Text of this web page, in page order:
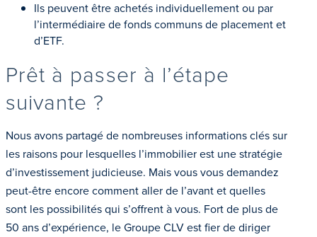
Ils peuvent être achetés individuellement ou par
l’intermédiaire de fonds communs de placement et
d’ETF.
Prêt à passer à l’étape
suivante ?
Nous avons partagé de nombreuses informations clés sur
les raisons pour lesquelles l’immobilier est une stratégie
d’investissement judicieuse. Mais vous vous demandez
peut-être encore comment aller de l’avant et quelles
sont les possibilités qui s’offrent à vous. Fort de plus de
50 ans d’expérience, le Groupe CLV est fier de diriger